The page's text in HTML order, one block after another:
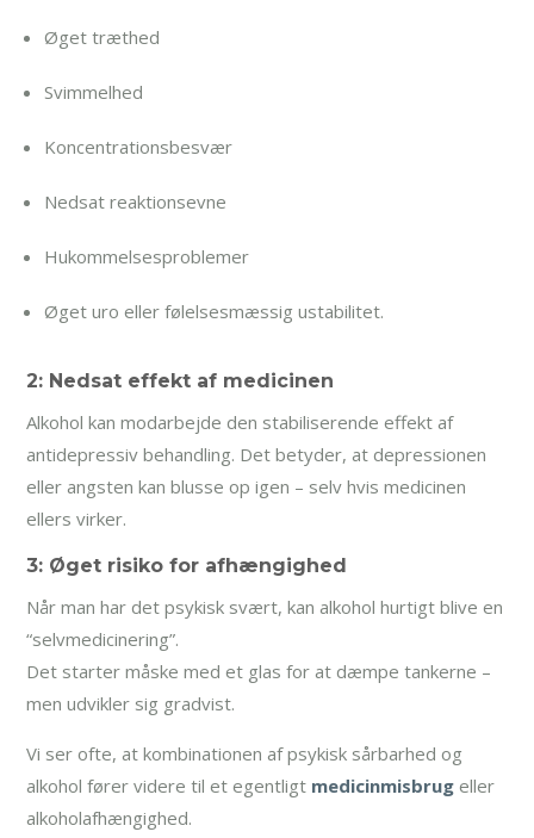
Øget træthed
Svimmelhed
Koncentrationsbesvær
Nedsat reaktionsevne
Hukommelsesproblemer
Øget uro eller følelsesmæssig ustabilitet.
2: Nedsat effekt af medicinen
Alkohol kan modarbejde den stabiliserende effekt af
antidepressiv behandling. Det betyder, at depressionen
eller angsten kan blusse op igen – selv hvis medicinen
ellers virker.
3: Øget risiko for afhængighed
Når man har det psykisk svært, kan alkohol hurtigt blive en
“selvmedicinering”.
Det starter måske med et glas for at dæmpe tankerne –
men udvikler sig gradvist.
Vi ser ofte, at kombinationen af psykisk sårbarhed og
alkohol fører videre til et egentligt medicinmisbrug eller
alkoholafhængighed.